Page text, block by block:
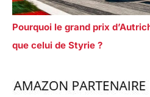
Pourquoi le grand prix
que celui de Styrie ?